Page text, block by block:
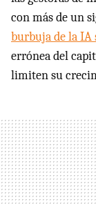
con más de un
burbuja de la IA
errónea del
limiten su